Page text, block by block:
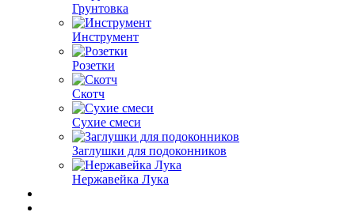
Грунтовка
Инструмент
Розетки
Скотч
Сухие смеси
Заглушки для подоконников
Нержавейка Лука